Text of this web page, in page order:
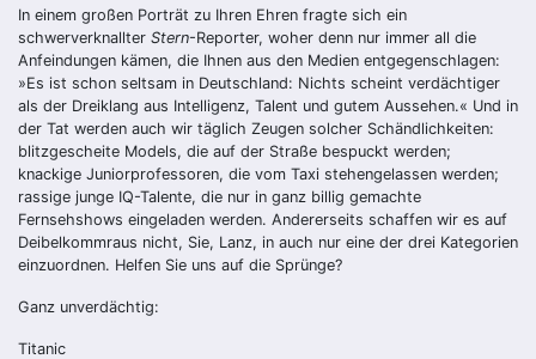
In einem großen Porträt zu Ihren Ehren fragte sich ein
schwerverknallter Stern-Reporter, woher denn nur immer all die
Anfeindungen kämen, die Ihnen aus den Medien entgegenschlagen:
»Es ist schon seltsam in Deutschland: Nichts scheint verdächtiger
als der Dreiklang aus Intelligenz, Talent und gutem Aussehen.« Und in
der Tat werden auch wir täglich Zeugen solcher Schändlichkeiten:
blitzgescheite Models, die auf der Straße bespuckt werden;
knackige Juniorprofessoren, die vom Taxi stehengelassen werden;
rassige junge IQ-Talente, die nur in ganz billig gemachte
Fernsehshows eingeladen werden. Andererseits schaffen wir es auf
Deibelkommraus nicht, Sie, Lanz, in auch nur eine der drei Kategorien
einzuordnen. Helfen Sie uns auf die Sprünge?
Ganz unverdächtig:
Titanic